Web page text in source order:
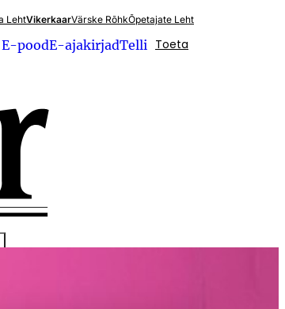
LehtVikerkaarVärske RõhkÕpetajate Leht
E-poodE-ajakirjadTelli Toeta